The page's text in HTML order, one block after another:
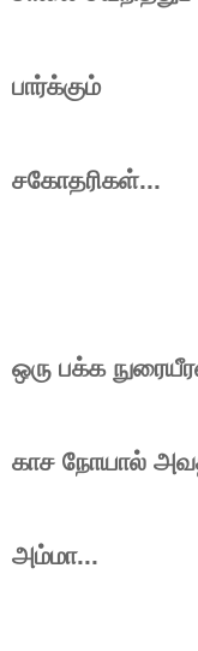
பார்க்கும்
சகோதரிகள்...
ஒரு பக்க
காச நோயால்
அம்மா...